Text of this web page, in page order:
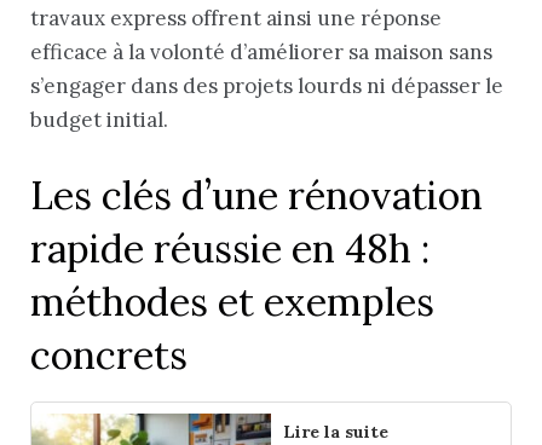
travaux express offrent ainsi une réponse
efficace à la volonté d’améliorer sa maison sans
s’engager dans des projets lourds ni dépasser le
budget initial.
Les clés d’une rénovation
rapide réussie en 48h :
méthodes et exemples
concrets
Lire la suite